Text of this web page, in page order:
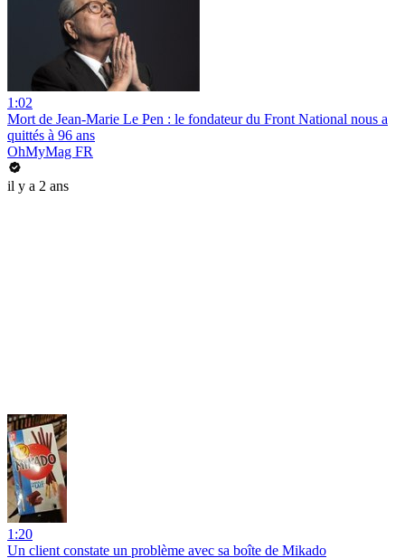
1:02
Mort de Jean-Marie Le Pen : le fondateur du Front National nous a
quittés à 96 ans
OhMyMag FR
il y a 2 ans
1:20
Un client constate un problème avec sa boîte de Mikado